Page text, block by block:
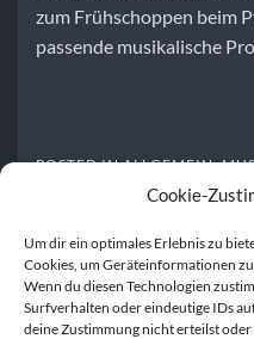
Cookie-
Um dir ein optimales Erlebnis zu
Cookies, um Geräteinformationen
Wenn du diesen Technologien
Surfverhalten oder eindeutige IDs
deine Zustimmung nicht erteilst
zum Frühschoppen beim
passende musikalische
POSTED INALLGEMEIN,
© Copyright 2026 –
Wisteria Theme byWPFriendship⋅